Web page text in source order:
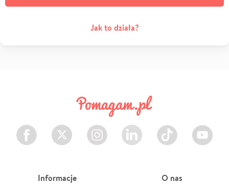
Jak to działa?
Facebook Twitter Instagram LinkedIn TikTok Youtube
Informacje O nas